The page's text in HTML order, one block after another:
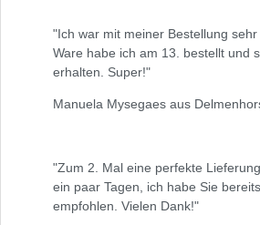
"Ich war mit meiner Bestellung
Ware habe ich am 13. bestellt und
erhalten. Super!"
Manuela Mysegaes aus
"Zum 2. Mal eine perfekte
ein paar Tagen, ich habe Sie
empfohlen. Vielen Dank!"